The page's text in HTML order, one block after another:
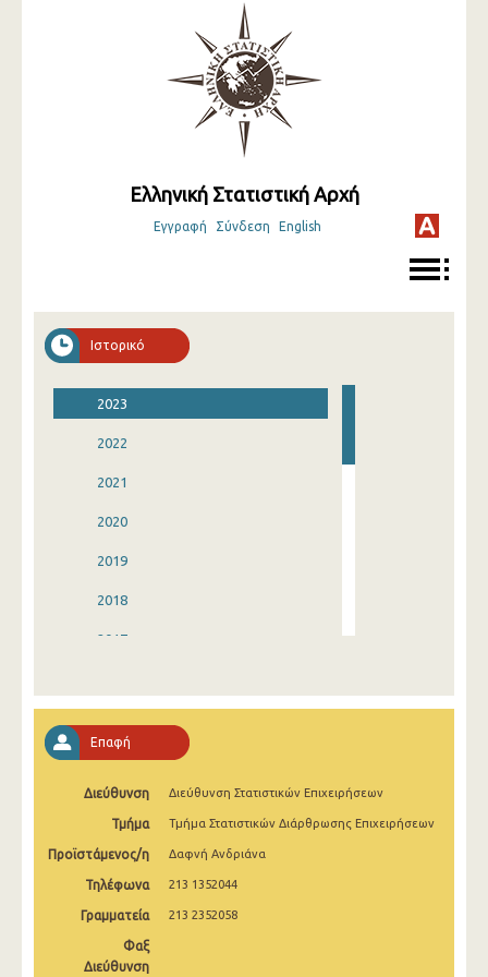
Ελληνική Στατιστική Αρχή
Εγγραφή Σύνδεση English
Ιστορικό
2023
2022
2021
2020
2019
2018
2017
2014
2013
2012
2011
2010
2009
Επαφή
Διεύθυνση Διεύθυνση Στατιστικών Επιχειρήσεων
Τμήμα Τμήμα Στατιστικών Διάρθρωσης Επιχειρήσεων
Προϊστάμενος/η Δαφνή Ανδριάνα
Τηλέφωνα 213 1352044
Γραμματεία 213 2352058
Φαξ
Διεύθυνση